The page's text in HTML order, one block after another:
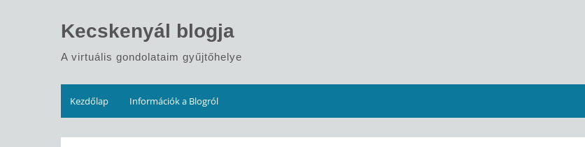
Kecskenyál blogja
A virtuális gondolataim gyűjtőhelye
Kezdőlap Információk a Blogról